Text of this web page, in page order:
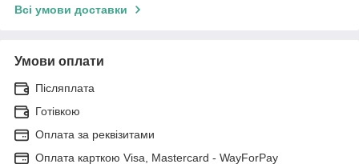
Всі умови доставки
Умови оплати
Післяплата
Готівкою
Оплата за реквізитами
Оплата карткою Visa, Mastercard - WayForPay